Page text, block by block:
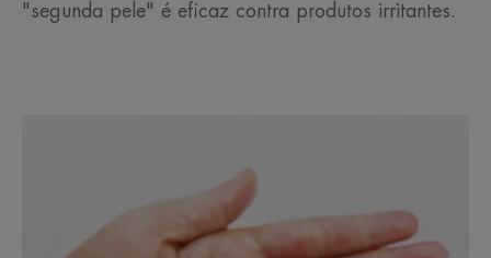
"segunda pele" é eficaz contra produtos irritantes.